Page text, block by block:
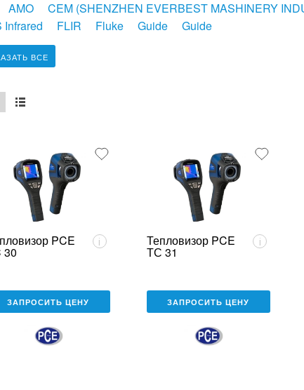
AMO CEM (SHENZHEN EVERBEST MASHINERY
Infrared
FLIR Fluke Guide Guide
ВСЕ
PCE
30
i
ЗАПРОСИТЬ ЦЕНУ
Тепловизор PCE
ТС 31
i
ЗАПРОСИТЬ ЦЕНУ